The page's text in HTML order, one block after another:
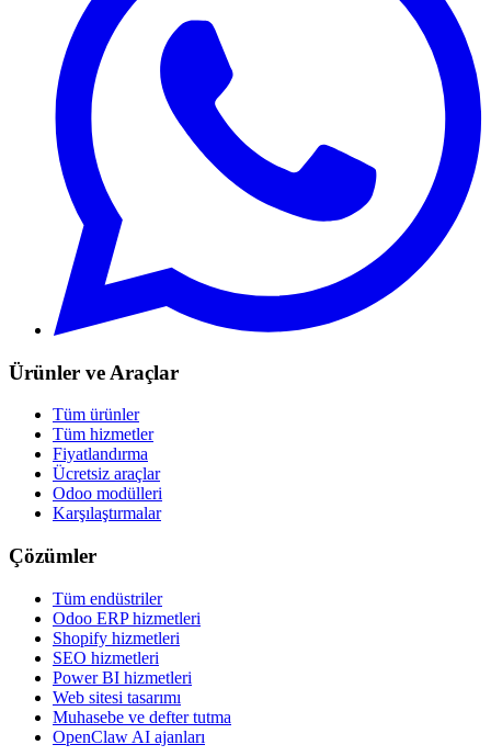
Ürünler ve Araçlar
Tüm ürünler
Tüm hizmetler
Fiyatlandırma
Ücretsiz araçlar
Odoo modülleri
Karşılaştırmalar
Çözümler
Tüm endüstriler
Odoo ERP hizmetleri
Shopify hizmetleri
SEO hizmetleri
Power BI hizmetleri
Web sitesi tasarımı
Muhasebe ve defter tutma
OpenClaw AI ajanları